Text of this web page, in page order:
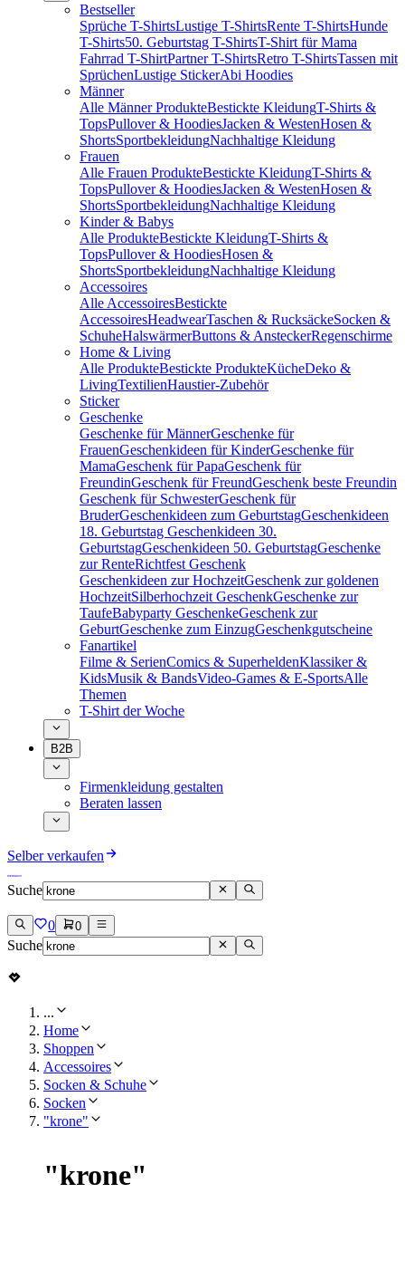
Bestseller
Sprüche T-ShirtsLustige T-ShirtsRente T-ShirtsHunde
T-Shirts50. Geburtstag T-ShirtsT-Shirt für Mama
Fahrrad T-ShirtPartner T-ShirtsRetro T-ShirtsTassen mit
SprüchenLustige StickerAbi Hoodies
Männer
Alle Männer ProdukteBestickte KleidungT-Shirts &
TopsPullover & HoodiesJacken & WestenHosen &
ShortsSportbekleidungNachhaltige Kleidung
Frauen
Alle Frauen ProdukteBestickte KleidungT-Shirts &
TopsPullover & HoodiesJacken & WestenHosen &
ShortsSportbekleidungNachhaltige Kleidung
Kinder & Babys
Alle ProdukteBestickte KleidungT-Shirts &
TopsPullover & HoodiesHosen &
ShortsSportbekleidungNachhaltige Kleidung
Accessoires
Alle AccessoiresBestickte
AccessoiresHeadwearTaschen & RucksäckeSocken &
SchuheHalswärmerButtons & AnsteckerRegenschirme
Home & Living
Alle ProdukteBestickte ProdukteKücheDeko &
LivingTextilienHaustier-Zubehör
Sticker
Geschenke
Geschenke für MännerGeschenke für
FrauenGeschenkideen für KinderGeschenke für
MamaGeschenk für PapaGeschenk für
FreundinGeschenk für FreundGeschenk beste Freundin
Geschenk für SchwesterGeschenk für
BruderGeschenkideen zum GeburtstagGeschenkideen
18. Geburtstag Geschenkideen 30.
GeburtstagGeschenkideen 50. GeburtstagGeschenke
zur RenteRichtfest Geschenk
Geschenkideen zur HochzeitGeschenk zur goldenen
HochzeitSilberhochzeit GeschenkGeschenke zur
TaufeBabyparty GeschenkeGeschenk zur
GeburtGeschenke zum EinzugGeschenkgutscheine
Fanartikel
Filme & SerienComics & SuperheldenKlassiker &
KidsMusik & BandsVideo-Games & E-SportsAlle
Themen
T-Shirt der Woche
B2B
Firmenkleidung gestalten
Beraten lassen
Selber verkaufen
Suche
0 0
Suche
...
Home
Shoppen
Accessoires
Socken & Schuhe
Socken
"krone"
"krone"